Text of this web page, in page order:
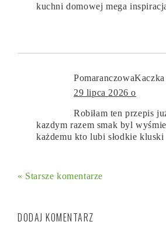
kuchni domowej mega
PomaranczowaKaczka
29 lipca 2026 o
Robiłam ten przepis
kazdym razem smak byl
każdemu kto lubi słodkie kluski
« Starsze komentarze
DODAJ KOMENTARZ